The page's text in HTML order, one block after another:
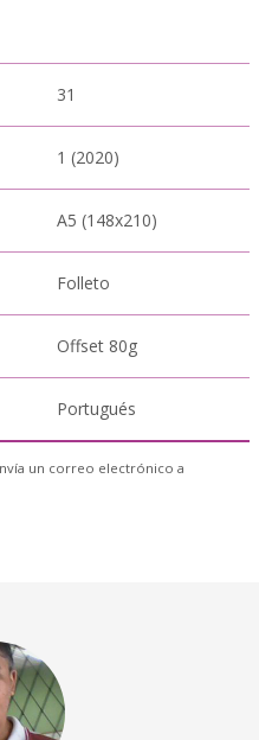
31
1 (2020)
A5 (148x210)
Folleto
Offset 80g
Portugués
un correo electrónico a